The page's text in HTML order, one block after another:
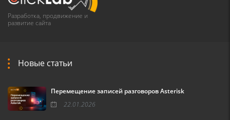
Разработка, продвижение и
развитие сайта
Новые статьи
Перемещение записей разговоров Asterisk
22.01.2026